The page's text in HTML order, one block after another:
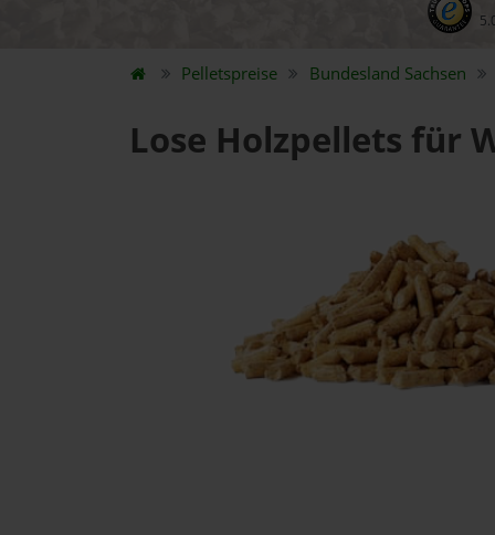
Pelletspreise Bundesland Sachsen
Lose Holzpellets für